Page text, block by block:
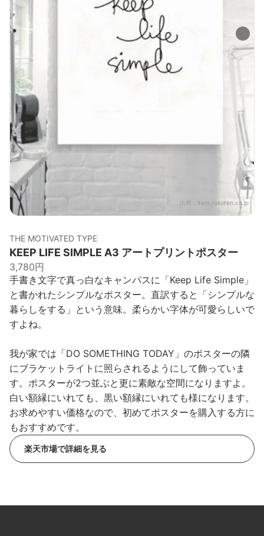
出典： item.rakuten.co.jp
THE MOTIVATED TYPE
KEEP LIFE SIMPLE A3 アートプリントポスター
3,780円
手書き文字で真っ白なキャンパスに「Keep Life Simple」
と書かれたシンプルなポスター。直訳すると「シンプルな
暮らしをする」という意味。柔らかい字体が可愛らしいで
すよね。
我が家では「DO SOMETHING TODAY」のポスターの隣
にブラケットライトに照らされるようにして飾っていま
す。ポスターが2つ並ぶと更に素敵な空間になりますよ。
白い額縁にいれても、黒い額縁にいれても様になります。
お求めやすい価格なので、初めてポスターを購入する方に
もおすすめです。
楽天市場で詳細を見る